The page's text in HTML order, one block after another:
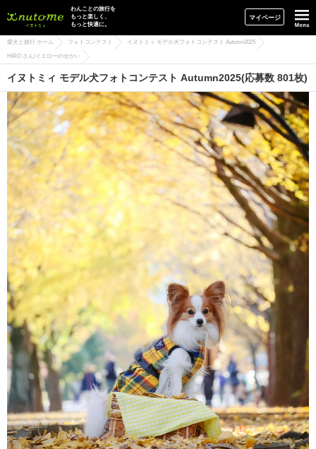
イヌトミィ
わんことの旅行を
もっと楽しく、
もっと快適に。
マイページ
愛犬と旅行 ホーム フォトコンテスト イヌトミィ モデル犬フォトコンテスト Autumn2025
HIRO さん/イエローのせかい
イヌトミィ モデル犬フォトコンテスト Autumn2025(応募数 801枚)